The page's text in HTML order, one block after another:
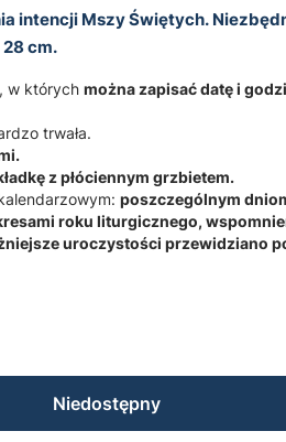
intencji Mszy Świętych.
cm.
w których można zapisać datę i
trwała.
z płóciennym grzbietem.
poszczególnym
roku liturgicznego,
uroczystości przewidziano
Niedostępny